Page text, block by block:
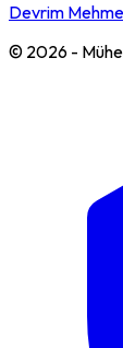
Devrim
© 2026 -